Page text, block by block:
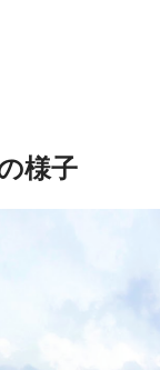
様子